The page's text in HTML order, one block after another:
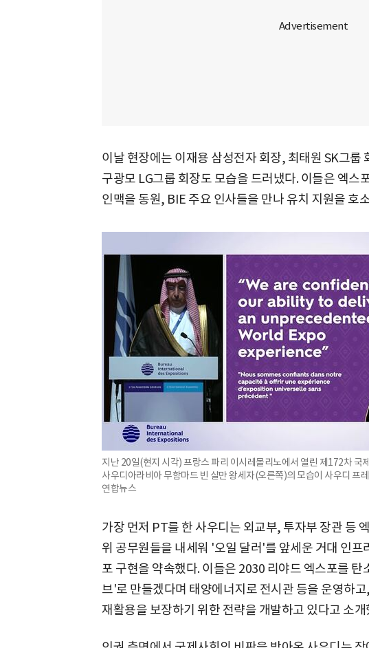
이날 현장에는 이재용 삼성전자 회장, 최태원 SK그룹
구광모 LG그룹 회장도 모습을 드러냈다. 이들은 엑스
인맥을 동원, BIE 주요 인사들을 만나 유치 지원을 호
지난 20일(현지 시각) 프랑스 파리 이시레몰리노에서 열린 제172차 국
사우디아라비아 무함마드 빈 살만 왕세자(오른쪽)의 모습이 사우디 프
연합뉴스
가장 먼저 PT를 한 사우디는 외교부, 투자부 장관 등
위 공무원들을 내세워 '오일 달러'를 앞세운 거대 인
포 구현을 약속했다. 이들은 2030 리야드 엑스포를 탄
브'로 만들겠다며 태양에너지로 전시관 등을 운영하
재활용을 보장하기 위한 전략을 개발하고 있다고 소개